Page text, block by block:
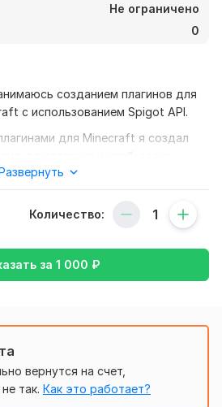
Не ограничено
0
созданием плагинов для
с использованием Spigot API.
для Minecraft я создал
техническое задание. Четкое
которые необходимо
Количество:
за 1 000 ₽
вернутся на счет,
так. Как это работает?